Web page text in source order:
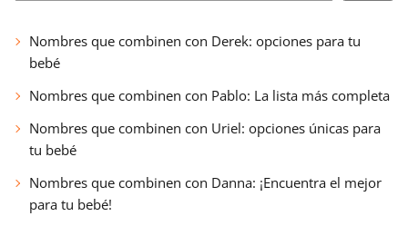
Nombres que combinen con Derek: opciones para tu
bebé
Nombres que combinen con Pablo: La lista más completa
Nombres que combinen con Uriel: opciones únicas para
tu bebé
Nombres que combinen con Danna: ¡Encuentra el mejor
para tu bebé!